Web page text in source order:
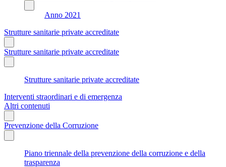
Anno 2021
Strutture sanitarie private accreditate
Strutture sanitarie private accreditate
Strutture sanitarie private accreditate
Interventi straordinari e di emergenza
Altri contenuti
Prevenzione della Corruzione
Piano triennale della prevenzione della corruzione e della
trasparenza